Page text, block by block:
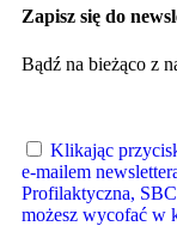
Zapisz się do
Bądź na bieżąco z
Klikając
e-mailem
Profilaktyczna,
możesz wycofać w